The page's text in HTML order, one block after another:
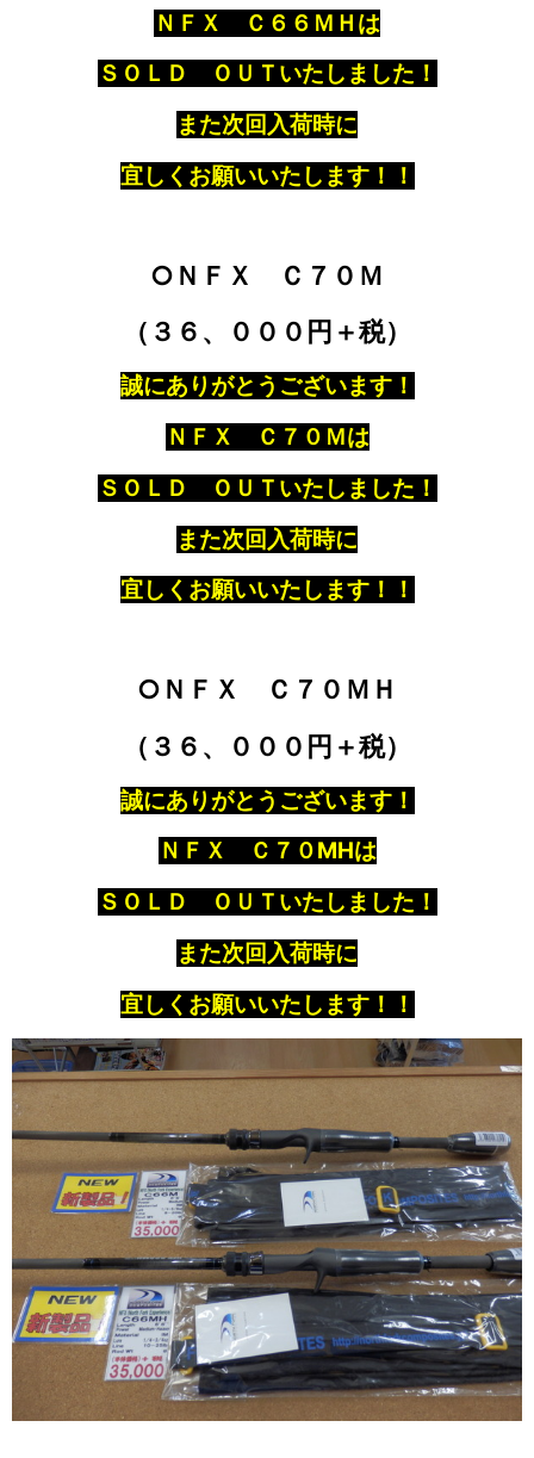
ＮＦＸ Ｃ６６ＭＨは
ＳＯＬＤ ＯＵＴいたしました！
また次回入荷時に
宜しくお願いいたします！！
○ＮＦＸ Ｃ７０Ｍ
（３６、０００円＋税）
誠にありがとうございます！
ＮＦＸ Ｃ７０Ｍは
ＳＯＬＤ ＯＵＴいたしました！
また次回入荷時に
宜しくお願いいたします！！
○ＮＦＸ Ｃ７０ＭＨ
（３６、０００円＋税）
誠にありがとうございます！
ＮＦＸ Ｃ７０MHは
ＳＯＬＤ ＯＵＴいたしました！
また次回入荷時に
宜しくお願いいたします！！